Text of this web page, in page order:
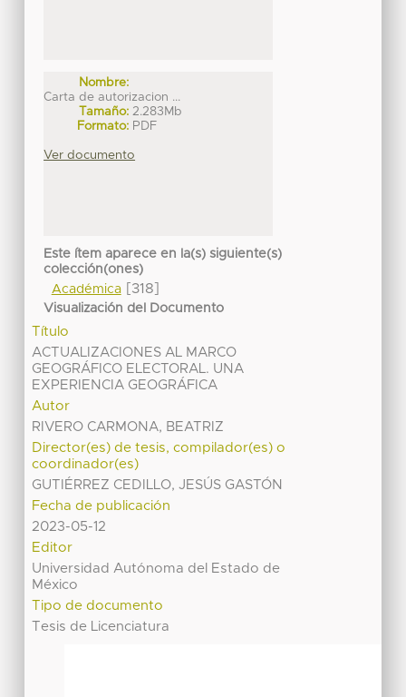
Nombre:
Carta de autorizacion ...
Tamaño: 2.283Mb
Formato: PDF
Ver documento
Este ítem aparece en la(s) siguiente(s)
colección(ones)
Académica[318]
Visualización del Documento
Título
ACTUALIZACIONES AL MARCO
GEOGRÁFICO ELECTORAL. UNA
EXPERIENCIA GEOGRÁFICA
Autor
RIVERO CARMONA, BEATRIZ
Director(es) de tesis, compilador(es) o
coordinador(es)
GUTIÉRREZ CEDILLO, JESÚS GASTÓN
Fecha de publicación
2023-05-12
Editor
Universidad Autónoma del Estado de
México
Tipo de documento
Tesis de Licenciatura